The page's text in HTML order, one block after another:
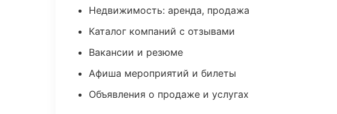
Недвижимость: аренда, продажа
Каталог компаний с отзывами
Вакансии и резюме
Афиша мероприятий и билеты
Объявления о продаже и услугах